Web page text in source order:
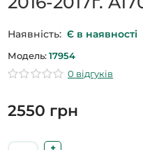
Наявність: Є в наявності
Модель: 17954
0 відгуків
2550 грн